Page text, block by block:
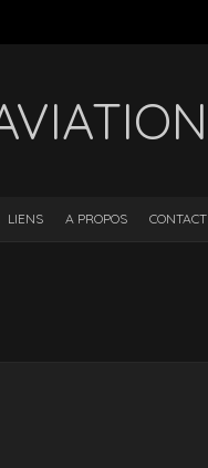
LIENS A PROPOS CONTACT